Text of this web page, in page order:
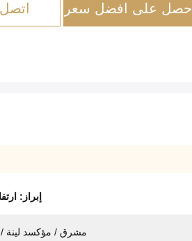
احصل على افضل سعر
إبراز:
مشرق / مؤكسد لينة